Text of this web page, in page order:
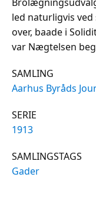
led naturligvis
over, baade i
var Nægtelsen
SAMLING
Aarhus Byråds
SERIE
1913
SAMLINGSTAGS
Gader